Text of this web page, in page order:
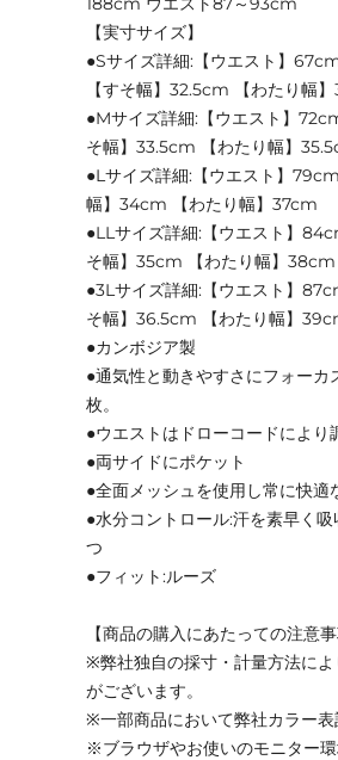
【実寸サイズ】
●Sサイズ詳細:【ウエスト】
【すそ幅】32.5cm 【わたり幅
●Mサイズ詳細:【ウエスト】
そ幅】33.5cm 【わたり幅】
●Lサイズ詳細:【ウエスト】
幅】34cm 【わたり幅】37cm
●LLサイズ詳細:【ウエスト】
そ幅】35cm 【わたり幅】38cm
●3Lサイズ詳細:【ウエスト】
そ幅】36.5cm 【わたり幅】
●カンボジア製
●通気性と動きやすさにフォー
枚。
●ウエストはドローコードにより
●両サイドにポケット
●全面メッシュを使用し常に快適
●水分コントロール:汗を素早く
つ
●フィット:ルーズ
【商品の購入にあたっての注意事
※弊社独自の採寸・計量方法に
がございます。
※一部商品において弊社カラー表
※ブラウザやお使いのモニター